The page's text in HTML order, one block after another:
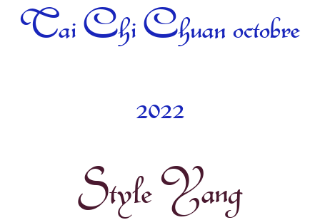
Tai Chi Chuan octobre
2022
Style Yang